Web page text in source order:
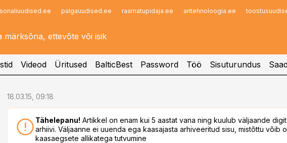
palgauudised.ee raamatupidaja.ee aritehnoloogia.ee
Infopank
Videod Üritused BalticBest Password Töö Sisuturundus
18.03.15, 09:18
Tähelepanu! Artikkel on enam kui 5 aastat vana ning kuulub väljaande
arhiivi. Väljaanne ei uuenda ega kaasajasta arhiveeritud sisu, mistõttu võib
kaasaegsete allikatega tutvumine